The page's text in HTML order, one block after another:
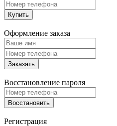
Купить
Оформление заказа
Заказать
Восстановление пароля
Восстановить
Регистрация